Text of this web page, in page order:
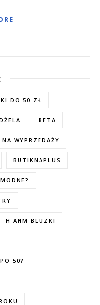
DO 50 ZŁ
BETA
WYPRZEDAŻY
BUTIKNAPLUS
H ANM BLUZKI
50?